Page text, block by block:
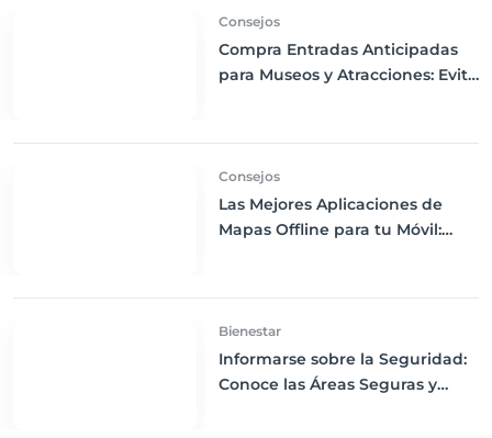
Consejos
Compra Entradas Anticipadas
para Museos y Atracciones: Evita
Consejos
Las Mejores Aplicaciones de
Mapas Offline para tu Móvil:
Bienestar
Informarse sobre la Seguridad:
Conoce las Áreas Seguras y